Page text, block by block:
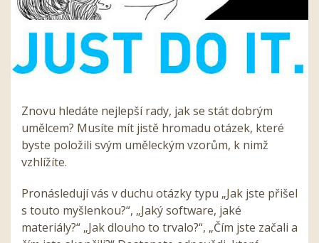
Znovu hledáte nejlepší rady, jak se stát dobrým
umělcem? Musíte mít jistě hromadu otázek, které
byste položili svým uměleckým vzorům, k nimž
vzhlížíte.
Pronásledují vás v duchu otázky typu „Jak jste přišel
s touto myšlenkou?“, „Jaký software, jaké
materiály?“ „Jak dlouho to trvalo?“, „Čím jste začali a